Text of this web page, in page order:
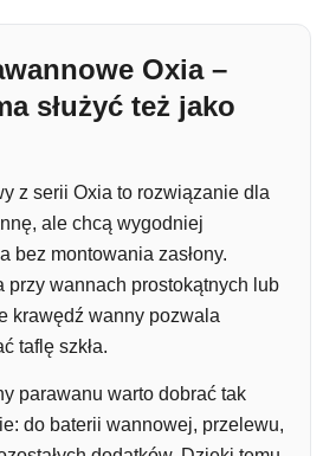
Oxia –
służyć też jako
z serii Oxia to rozwiązanie dla
ale chcą wygodniej
bez montowania zasłony.
przy wannach prostokątnych lub
krawędź wanny pozwala
taflę szkła.
parawanu warto dobrać tak
do baterii wannowej, przelewu,